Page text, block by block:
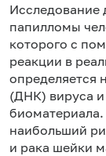
Исследование
папилломы
которого с
реакции в
определяется
(ДНК) вируса и
биоматериала.
наибольший
и рака шейки